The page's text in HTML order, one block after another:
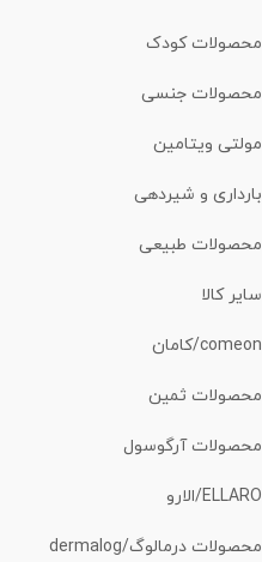
محصولات کودک
محصولات جنسی
مولتی ویتامین
بارداری و شیردهی
محصولات طبیعی
سایر کالا
comeon/کامان
محصولات ثمین
محصولات آرگوسول
ELLARO/الارو
محصولات درمالوگ/dermalog